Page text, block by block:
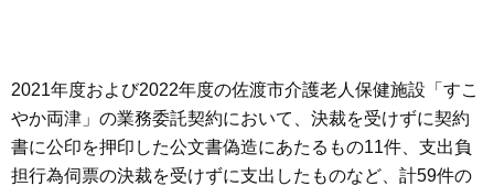
2021年度および2022年度の佐渡市介護老人保健施設「すこ
やか両津」の業務委託契約において、決裁を受けずに契約
書に公印を押印した公文書偽造にあたるもの11件、支出負
担行為伺票の決裁を受けずに支出したものなど、計59件の